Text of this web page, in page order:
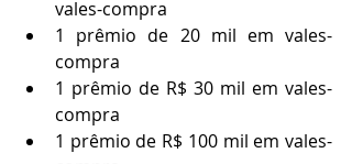
vales-compra
1 prêmio de 20 mil em vales-
compra
1 prêmio de R$ 30 mil em vales-
compra
1 prêmio de R$ 100 mil em vales-